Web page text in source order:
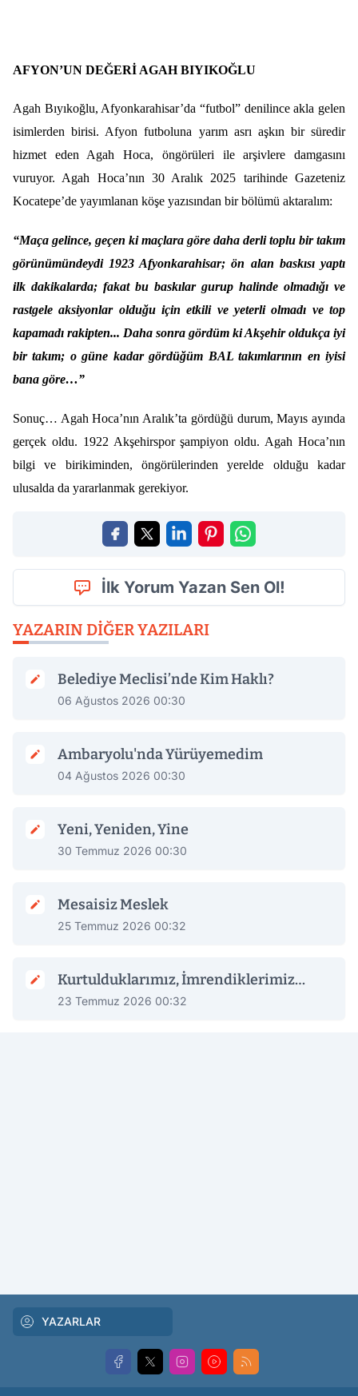
AFYON’UN DEĞERİ AGAH BIYIKOĞLU
Agah Bıyıkoğlu, Afyonkarahisar’da “futbol” denilince akla gelen
isimlerden birisi. Afyon futboluna yarım asrı aşkın bir süredir
hizmet eden Agah Hoca, öngörüleri ile arşivlere damgasını
vuruyor. Agah Hoca’nın 30 Aralık 2025 tarihinde Gazeteniz
Kocatepe’de yayımlanan köşe yazısından bir bölümü aktaralım:
“Maça gelince, geçen ki maçlara göre daha derli toplu bir takım
görünümündeydi 1923 Afyonkarahisar; ön alan baskısı yaptı
ilk dakikalarda; fakat bu baskılar gurup halinde olmadığı ve
rastgele aksiyonlar olduğu için etkili ve yeterli olmadı ve top
kapamadı rakipten... Daha sonra gördüm ki Akşehir oldukça iyi
bir takım; o güne kadar gördüğüm BAL takımlarının en iyisi
bana göre…”
Sonuç… Agah Hoca’nın Aralık’ta gördüğü durum, Mayıs ayında
gerçek oldu. 1922 Akşehirspor şampiyon oldu. Agah Hoca’nın
bilgi ve birikiminden, öngörülerinden yerelde olduğu kadar
ulusalda da yararlanmak gerekiyor.
İlk Yorum Yazan Sen Ol!
YAZARIN DIĞER YAZILARI
Belediye Meclisi’nde Kim Haklı?
06 Ağustos 2026 00:30
Ambaryolu'nda Yürüyemedim
04 Ağustos 2026 00:30
Yeni, Yeniden, Yine
30 Temmuz 2026 00:30
Mesaisiz Meslek
25 Temmuz 2026 00:32
Kurtulduklarımız, İmrendiklerimiz…
23 Temmuz 2026 00:32
YAZARLAR